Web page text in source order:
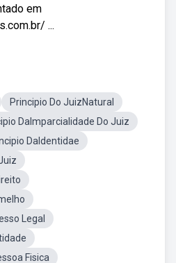
em
...
Principio Do JuizNatural
DaImparcialidade Do Juiz
DaIdentidae
Legal
Fisica